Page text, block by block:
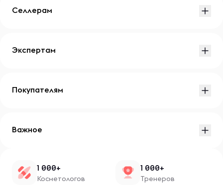
Селлерам
Экспертам
Покупателям
Важное
1 000+
Косметологов
1 000+
Тренеров